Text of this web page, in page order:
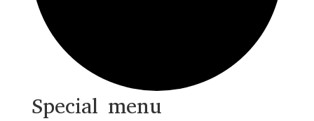
Special menu